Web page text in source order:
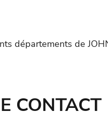
départements de
CONTACT